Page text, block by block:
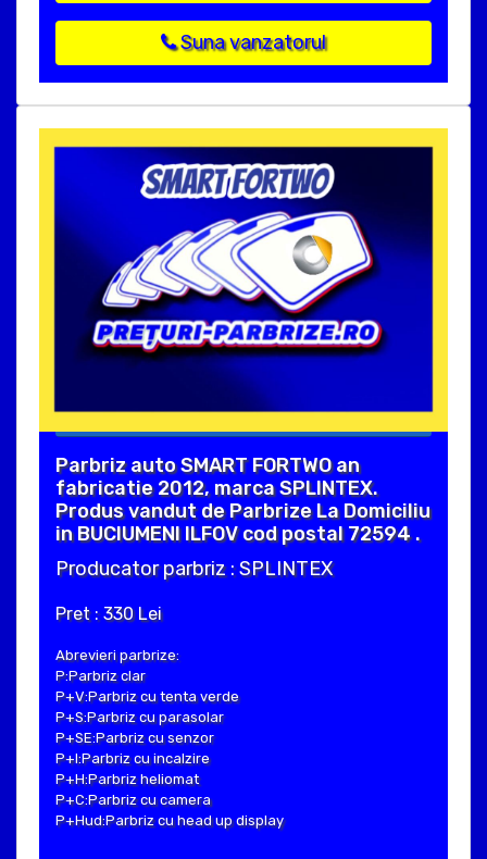
Suna vanzatorul
Parbriz auto SMART FORTWO an
fabricatie 2012, marca SPLINTEX.
Produs vandut de Parbrize La Domiciliu
in BUCIUMENI ILFOV cod postal 72594 .
Producator parbriz : SPLINTEX
Pret : 330 Lei
Abrevieri parbrize:
P:Parbriz clar
P+V:Parbriz cu tenta verde
P+S:Parbriz cu parasolar
P+SE:Parbriz cu senzor
P+I:Parbriz cu incalzire
P+H:Parbriz heliomat
P+C:Parbriz cu camera
P+Hud:Parbriz cu head up display